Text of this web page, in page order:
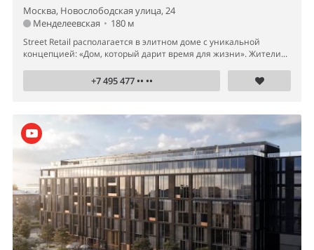
Москва, Новослободская улица, 24
Менделеевская • 180 м
Street Retail располагается в элитном доме с уникальной
концепцией: «Дом, который дарит время для жизни». Жители...
+7 495 477 •• ••